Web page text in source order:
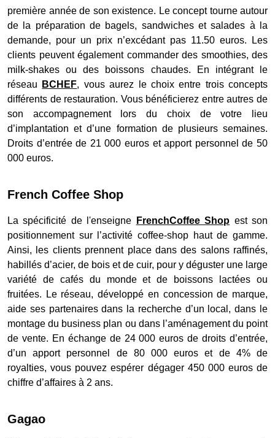
première année de son existence. Le concept tourne autour
de la préparation de bagels, sandwiches et salades à la
demande, pour un prix n’excédant pas 11.50 euros. Les
clients peuvent également commander des smoothies, des
milk-shakes ou des boissons chaudes. En intégrant le
réseau
BCHEF, vous aurez le choix entre trois concepts
différents de restauration. Vous bénéficierez entre autres de
son accompagnement lors du choix de votre lieu
d’implantation et d’une formation de plusieurs semaines.
Droits d’entrée de 21 000 euros et apport personnel de 50
000 euros.
French Coffee Shop
La spécificité de l'enseigne FrenchCoffee Shop est son
positionnement sur l’activité coffee-shop haut de gamme.
Ainsi, les clients prennent place dans des salons raffinés,
habillés d’acier, de bois et de cuir, pour y déguster une large
variété de cafés du monde et de boissons lactées ou
fruitées. Le réseau, développé en concession de marque,
aide ses partenaires dans la recherche d’un local, dans le
montage du business plan ou dans l’aménagement du point
de vente. En échange de 24 000 euros de droits d’entrée,
d’un apport personnel de 80 000 euros et de 4% de
royalties, vous pouvez espérer dégager 450 000 euros de
chiffre d’affaires à 2 ans.
Gagao